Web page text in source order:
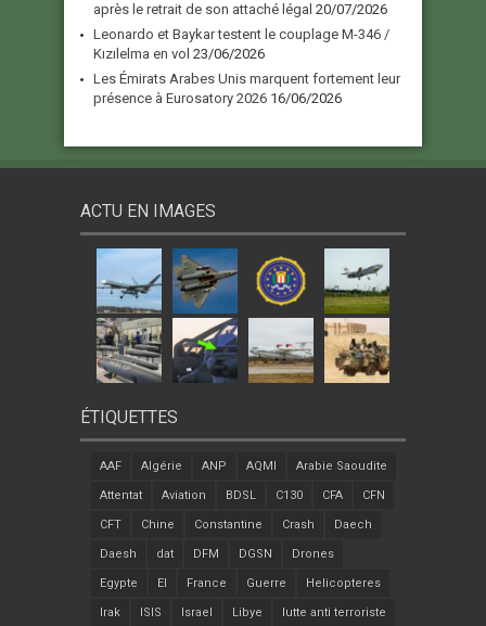
après le retrait de son attaché légal 20/07/2026
Leonardo et Baykar testent le couplage M-346 /
Kızılelma en vol 23/06/2026
Les Émirats Arabes Unis marquent fortement leur
présence à Eurosatory 2026 16/06/2026
ACTU EN IMAGES
ÉTIQUETTES
AAF Algérie ANP AQMI Arabie Saoudite
Attentat Aviation BDSL C130 CFA CFN
CFT Chine Constantine Crash Daech
Daesh dat DFM DGSN Drones
Egypte EI France Guerre Helicopteres
Irak ISIS Israel Libye lutte anti terroriste